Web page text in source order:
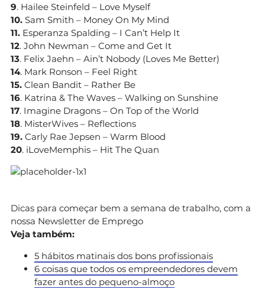
9. Hailee Steinfeld – Love Myself
10. Sam Smith – Money On My Mind
11. Esperanza Spalding – I Can’t Help It
12. John Newman – Come and Get It
13. Felix Jaehn – Ain’t Nobody (Loves Me Better)
14. Mark Ronson – Feel Right
15. Clean Bandit – Rather Be
16. Katrina & The Waves – Walking on Sunshine
17. Imagine Dragons – On Top of the World
18. MisterWives – Reflections
19. Carly Rae Jepsen – Warm Blood
20. iLoveMemphis – Hit The Quan
Dicas para começar bem a semana de trabalho, com a
nossa Newsletter de Emprego
Veja também:
5 hábitos matinais dos bons profissionais
6 coisas que todos os empreendedores devem
fazer antes do pequeno-almoço